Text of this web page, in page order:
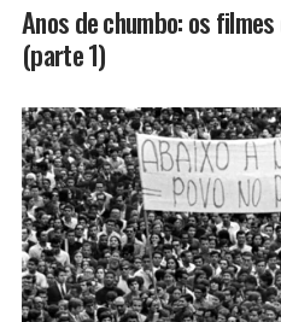
Anos de chumbo: os
(parte 1)